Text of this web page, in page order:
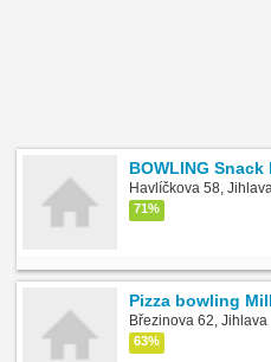
BOWLING Snack
Havlíčkova 58, Jihlava
71%
Pizza bowling
Březinova 62, Jihlava
63%